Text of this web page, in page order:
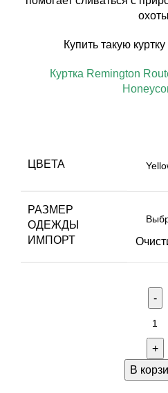
Купить такую
Куртка Remington
ЦВЕТА
РАЗМЕР
ОДЕЖДЫ
ИМПОРТ
В